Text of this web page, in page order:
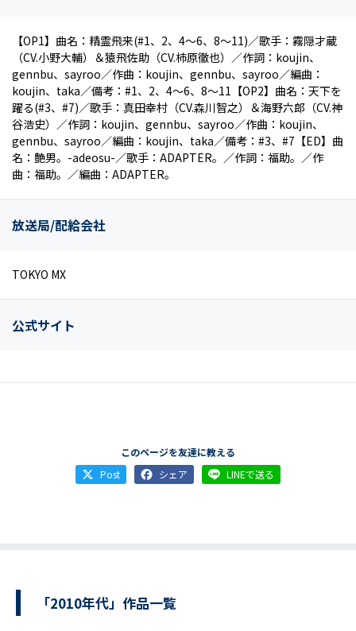
【OP1】曲名：精霊飛来(#1、2、4～6、8～11)／歌手：霧隠才蔵
（CV.小野大輔）＆猿飛佐助（CV.柿原徹也）／作詞：koujin、
gennbu、sayroo／作曲：koujin、gennbu、sayroo／編曲：
koujin、taka／備考：#1、2、4～6、8～11【OP2】曲名：天下を
躍る(#3、#7)／歌手：真田幸村（CV.森川智之）＆海野六郎（CV.神
谷浩史）／作詞：koujin、gennbu、sayroo／作曲：koujin、
gennbu、sayroo／編曲：koujin、taka／備考：#3、#7【ED】曲
名：艶男。-adeosu-／歌手：ADAPTER。／作詞：福助。／作
曲：福助。／編曲：ADAPTER。
放送局/配給会社
TOKYO MX
公式サイト
このページを友達に教える
Post
シェア LINEで送る
「2010年代」作品一覧